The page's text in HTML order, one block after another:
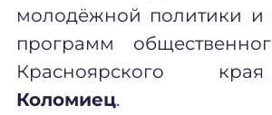
молодёжной политики и
программ
Красноярского
Коломиец.